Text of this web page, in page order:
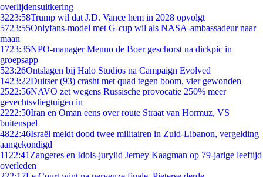
overlijdensuitkering
3223:58Trump wil dat J.D. Vance hem in 2028 opvolgt
5723:55Onlyfans-model met G-cup wil als NASA-ambassadeur naar
maan
1723:35NPO-manager Menno de Boer geschorst na dickpic in
groepsapp
523:26Ontslagen bij Halo Studios na Campaign Evolved
1423:22Duitser (93) crasht met quad tegen boom, vier gewonden
2522:56NAVO zet wegens Russische provocatie 250% meer
gevechtsvliegtuigen in
2222:50Iran en Oman eens over route Straat van Hormuz, VS
buitenspel
4822:46Israël meldt dood twee militairen in Zuid-Libanon, vergelding
aangekondigd
11 22:41 Zangeres en Idols-jurylid Jerney Kaagman op 79-jarige leeftijd
overleden